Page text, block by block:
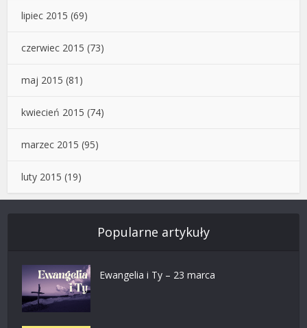
lipiec 2015 (69)
czerwiec 2015 (73)
maj 2015 (81)
kwiecień 2015 (74)
marzec 2015 (95)
luty 2015 (19)
Popularne artykuły
Ewangelia i Ty – 23 marca